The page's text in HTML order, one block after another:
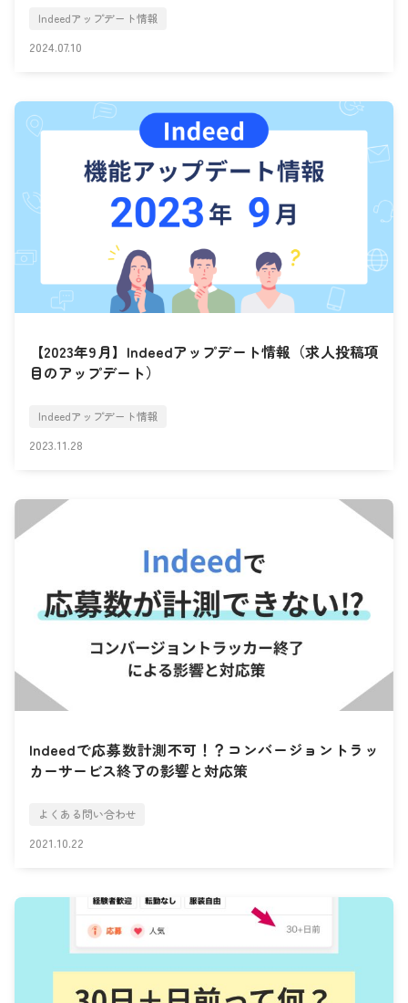
Indeedアップデート情報
2024.07.10
【2023年9月】Indeedアップデート情報（求人投稿項
目のアップデート）
Indeedアップデート情報
2023.11.28
Indeedで応募数計測不可！？コンバージョントラッ
カーサービス終了の影響と対応策
よくある問い合わせ
2021.10.22